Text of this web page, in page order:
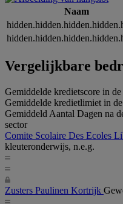
Naam
Vergelijkbare
Gemiddelde kredietscore in de
Gemiddelde kredietlimiet in
Gemiddeld Aantal Dagen na
sector
Comite Scolaire Des Ecoles
kleuteronderwijs, n.e.g.
Zusters Paulinen Kortrijk